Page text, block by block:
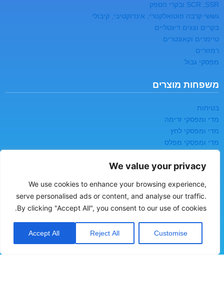
We value your privacy
We use cookies to enhance your browsing experience,
serve personalised ads or content, and analyse our traffic.
By clicking "Accept All", you consent to our use of cookies.
Customise
Reject All
Accept All
SCR ,SSR ובקרי הספק
גששי קרבה פוטואלקטרי, אינדוקטיבי, קיבולי
בקרים וצגים דיגטליים
טיימרים וקאונטרים
רמזורים
מפסקי גבול
משפחות מוצרים
בטיחות
מדי ומפסקי זרימה
מדי ומפסקי לחץ
מדי ומפסקי מפלס
רשמים ואוגרי נתונים
יצירת קשר
כתובת:העמל 2, עפולה, ת.ד 60
טלפון:04-6094444
sales@sche.co.il
אודות